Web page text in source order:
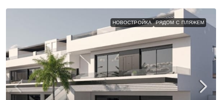
НОВОСТРОЙКА РЯДОМ С ПЛЯЖЕМ